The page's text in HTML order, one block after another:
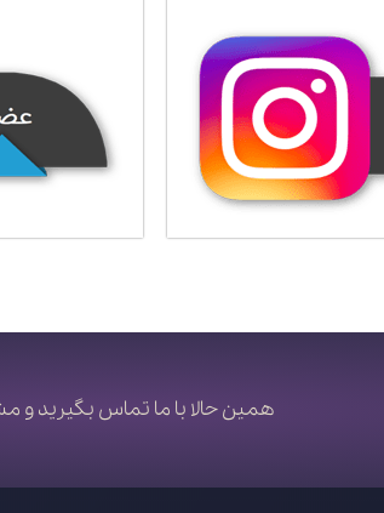
همین حالا با ما تماس بگیرید و